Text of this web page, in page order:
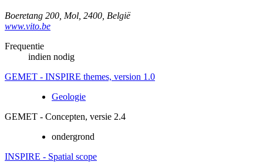
Boeretang 200 Mol 2400 België
www.vito.be
Frequentie
indien nodig
GEMET - INSPIRE themes, version 1.0
Geologie
GEMET - Concepten, versie 2.4
ondergrond
INSPIRE - Spatial scope